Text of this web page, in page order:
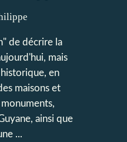
de décrire la
mais
en
maisons et
ainsi que
...